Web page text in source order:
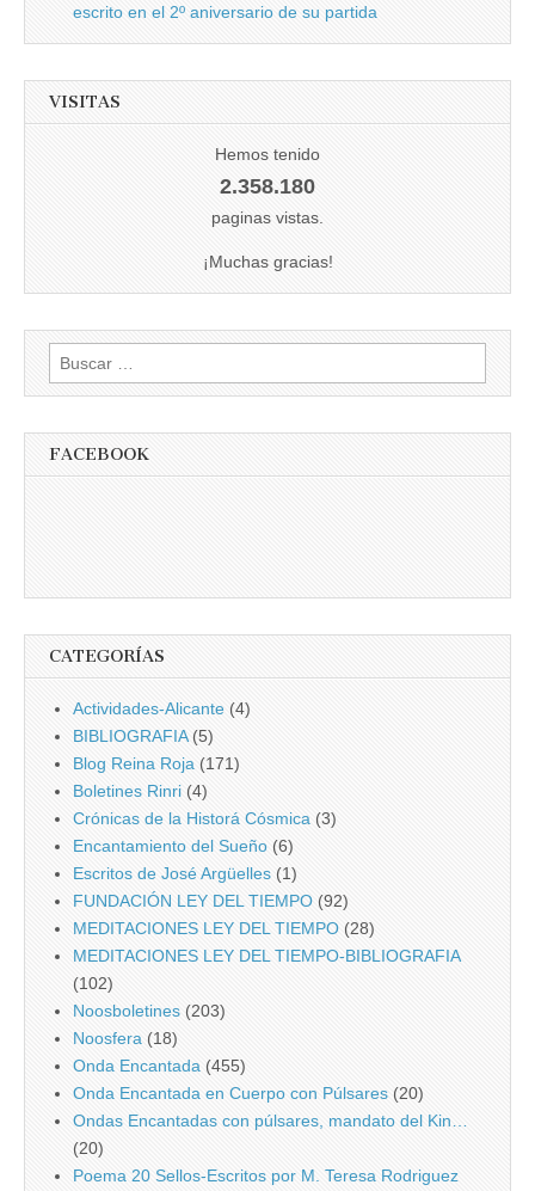
escrito en el 2º aniversario de su partida
VISITAS
Hemos tenido
2.358.180
paginas vistas.
¡Muchas gracias!
Buscar:
FACEBOOK
CATEGORÍAS
Actividades-Alicante (4)
BIBLIOGRAFIA(5)
Blog Reina Roja (171)
Boletines Rinri (4)
Crónicas de la Historá Cósmica (3)
Encantamiento del Sueño (6)
Escritos de José Argüelles (1)
FUNDACIÓN LEY DEL TIEMPO (92)
MEDITACIONES LEY DEL TIEMPO (28)
MEDITACIONES LEY DEL TIEMPO-BIBLIOGRAFIA
(102)
Noosboletines (203)
Noosfera (18)
Onda Encantada (455)
Onda Encantada en Cuerpo con Púlsares (20)
Ondas Encantadas con púlsares, mandato del Kin…
(20)
Poema 20 Sellos-Escritos por M. Teresa Rodriguez